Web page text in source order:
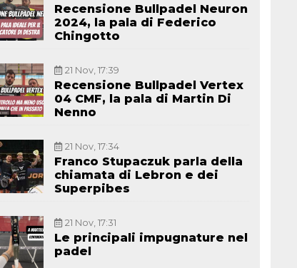
Recensione Bullpadel Neuron
2024, la pala di Federico
Chingotto
21 Nov, 17:39
Recensione Bullpadel Vertex
04 CMF, la pala di Martin Di
Nenno
21 Nov, 17:34
Franco Stupaczuk parla della
chiamata di Lebron e dei
Superpibes
21 Nov, 17:31
Le principali impugnature nel
padel